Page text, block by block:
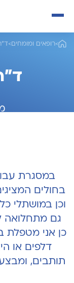
>רופאים ומומחים>
במסגרת
בחולים
וכן במושתלי
גם מתחלואה
כן אני מטפלת
דלפים או
תותבים,